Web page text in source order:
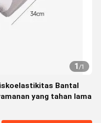
1/1
Bantal
yang tahan lama